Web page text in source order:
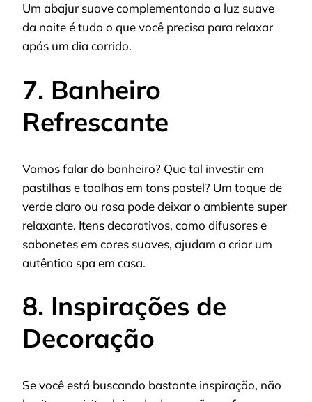
Um abajur suave complementando a luz suave
da noite é tudo o que você precisa para relaxar
após um dia corrido.
7. Banheiro
Refrescante
Vamos falar do banheiro? Que tal investir em
pastilhas e toalhas em tons pastel? Um toque de
verde claro ou rosa pode deixar o ambiente super
relaxante. Itens decorativos, como difusores e
sabonetes em cores suaves, ajudam a criar um
autêntico spa em casa.
8. Inspirações de
Decoração
Se você está buscando bastante inspiração, não